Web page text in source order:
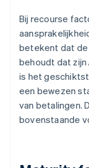
Bij recourse
betekent dat
behoudt dat
is het
een bewezen
van betalingen.
bovenstaande